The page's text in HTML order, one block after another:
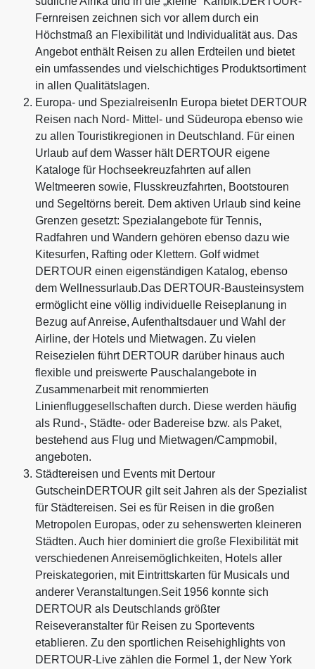
Fernreisen zeichnen sich vor allem durch ein
Höchstmaß an Flexibilität und Individualität aus. Das
Angebot enthält Reisen zu allen Erdteilen und bietet
ein umfassendes und vielschichtiges Produktsortiment
in allen Qualitätslagen.
Europa- und SpezialreisenIn Europa bietet DERTOUR
Reisen nach Nord- Mittel- und Südeuropa ebenso wie
zu allen Touristikregionen in Deutschland. Für einen
Urlaub auf dem Wasser hält DERTOUR eigene
Kataloge für Hochseekreuzfahrten auf allen
Weltmeeren sowie, Flusskreuzfahrten, Bootstouren
und Segeltörns bereit. Dem aktiven Urlaub sind keine
Grenzen gesetzt: Spezialangebote für Tennis,
Radfahren und Wandern gehören ebenso dazu wie
Kitesurfen, Rafting oder Klettern. Golf widmet
DERTOUR einen eigenständigen Katalog, ebenso
dem Wellnessurlaub.Das DERTOUR-Bausteinsystem
ermöglicht eine völlig individuelle Reiseplanung in
Bezug auf Anreise, Aufenthaltsdauer und Wahl der
Airline, der Hotels und Mietwagen. Zu vielen
Reisezielen führt DERTOUR darüber hinaus auch
flexible und preiswerte Pauschalangebote in
Zusammenarbeit mit renommierten
Linienfluggesellschaften durch. Diese werden häufig
als Rund-, Städte- oder Badereise bzw. als Paket,
bestehend aus Flug und Mietwagen/Campmobil,
angeboten.
Städtereisen und Events mit Dertour
GutscheinDERTOUR gilt seit Jahren als der Spezialist
für Städtereisen. Sei es für Reisen in die großen
Metropolen Europas, oder zu sehenswerten kleineren
Städten. Auch hier dominiert die große Flexibilität mit
verschiedenen Anreisemöglichkeiten, Hotels aller
Preiskategorien, mit Eintrittskarten für Musicals und
anderer Veranstaltungen.Seit 1956 konnte sich
DERTOUR als Deutschlands größter
Reiseveranstalter für Reisen zu Sportevents
etablieren. Zu den sportlichen Reisehighlights von
DERTOUR-Live zählen die Formel 1, der New York